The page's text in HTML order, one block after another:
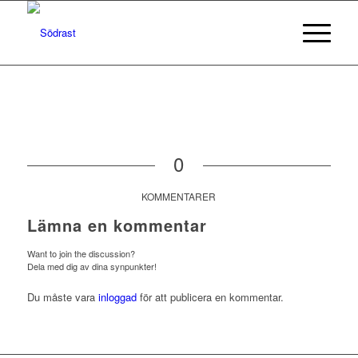
0
KOMMENTARER
Lämna en kommentar
Want to join the discussion?
Dela med dig av dina synpunkter!
Du måste vara inloggadför att publicera en kommentar.